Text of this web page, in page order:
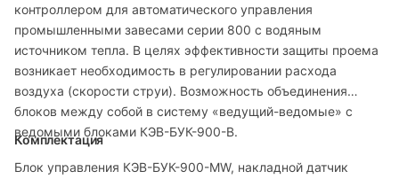
контроллером для автоматического управления
промышленными завесами серии 800 с водяным
источником тепла. В целях эффективности защиты проема
возникает необходимость в регулировании расхода
воздуха (скорости струи). Возможность объединения
блоков между собой в систему «ведущий-ведомые» с
ведомыми блоками КЭВ-БУК-900-В.
Комплектация
Блок управления КЭВ-БУК-900-MW, накладной датчик